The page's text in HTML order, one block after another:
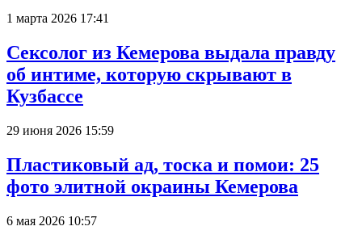
1 марта 2026 17:41
Сексолог из Кемерова выдала правду
об интиме, которую скрывают в
Кузбассе
29 июня 2026 15:59
Пластиковый ад, тоска и помои: 25
фото элитной окраины Кемерова
6 мая 2026 10:57